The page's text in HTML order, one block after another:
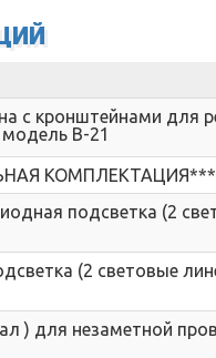
с кронштейнами для
В-21
КОМПЛЕКТАЦИЯ***
подсветка (2
(2 световые
) для незаметной